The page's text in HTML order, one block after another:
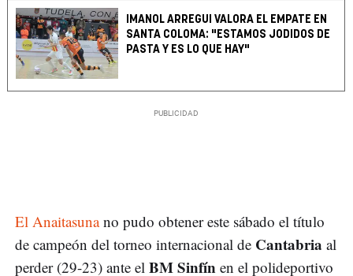
IMANOL ARREGUI VALORA EL EMPATE EN
SANTA COLOMA: "ESTAMOS JODIDOS DE
PASTA Y ES LO QUE HAY"
El Anaitasunano pudo obtener este sábado el título
de campeón del torneo internacional de Cantabria al
perder (29-23) ante el BM Sinfín en el polideportivo